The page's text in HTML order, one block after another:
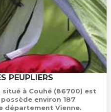
PEUPLIERS
situé à Couhé (86700) est
environ 187
département Vienne.